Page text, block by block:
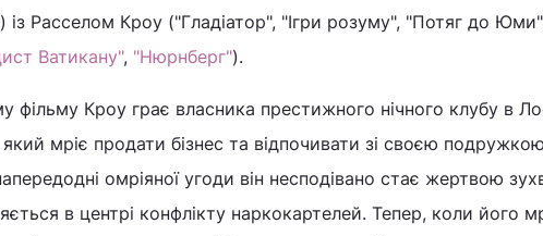
із Расселом Кроу ("Гладіатор", "Ігри розуму", "Потяг до
Ватикану", "Нюрнберг").
фільму Кроу грає власника престижного нічного клубу в
мріє продати бізнес та відпочивати зі своєю
омріяної угоди він несподівано стає жертвою
в центрі конфлікту наркокартелей. Тепер, коли його